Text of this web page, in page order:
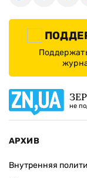
не
АРХИВ
Внутренняя